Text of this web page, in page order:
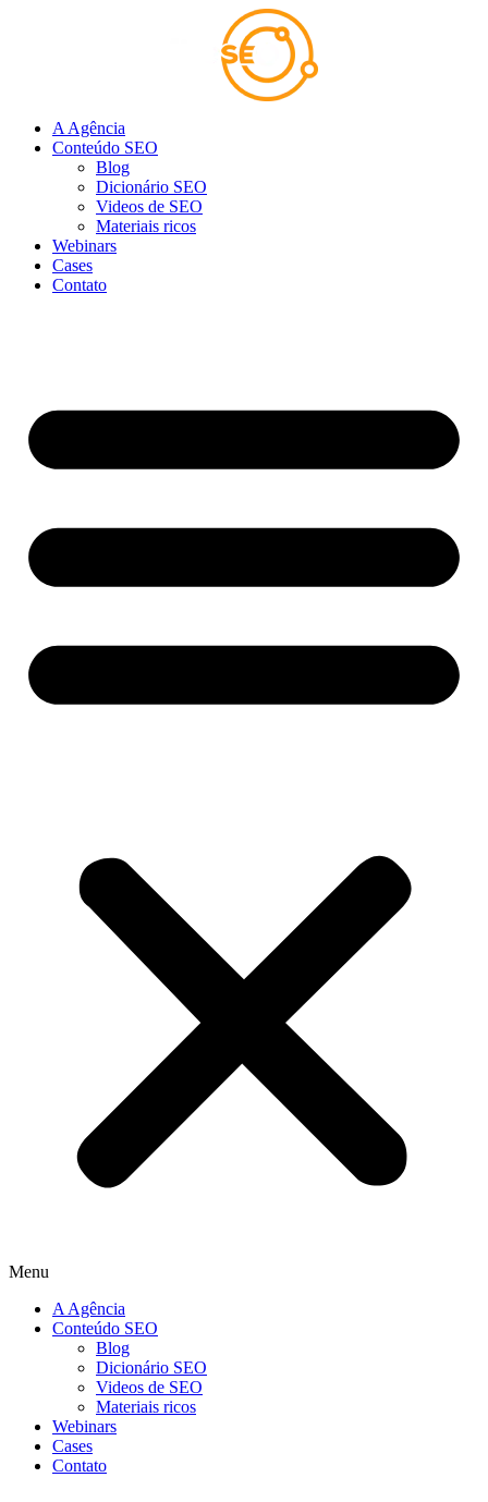
A Agência
Conteúdo SEO
Blog
Dicionário SEO
Videos de SEO
Materiais ricos
Webinars
Cases
Contato
Menu
A Agência
Conteúdo SEO
Blog
Dicionário SEO
Videos de SEO
Materiais ricos
Webinars
Cases
Contato